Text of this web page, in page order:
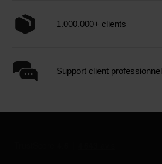
1.000.000+ clients
Support client professionnel